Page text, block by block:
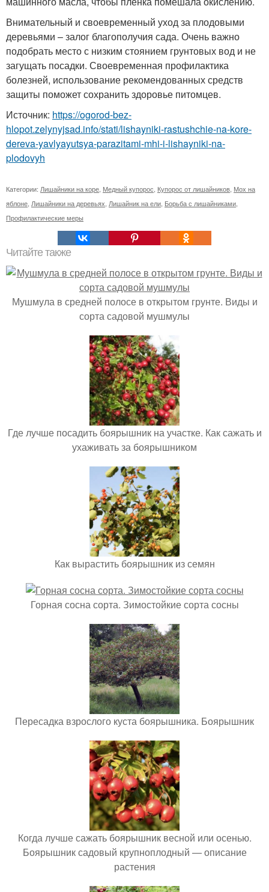
Внимательный и своевременный уход за плодовыми
деревьями – залог благополучия сада. Очень важно
подобрать место с низким стоянием грунтовых вод и не
загущать посадки. Своевременная профилактика
болезней, использование рекомендованных средств
защиты поможет сохранить здоровье питомцев.
Источник: https://ogorod-bez-
hlopot.zelynyjsad.info/stati/lishayniki-rastushchie-na-kore-
dereva-yavlyayutsya-parazitami-mhi-i-lishayniki-na-
plodovyh
Категории: Лишайники на коре Медный купорос Купорос от лишайников Мох на
яблоне Лишайники на деревьях Лишайник на ели Борьба с лишайниками
Профилактические меры
Читайте также
Мушмула в средней полосе в открытом грунте. Виды и
сорта садовой мушмулы
Где лучше посадить боярышник на участке. Как сажать и
ухаживать за боярышником
Как вырастить боярышник из семян
Горная сосна сорта. Зимостойкие сорта сосны
Пересадка взрослого куста боярышника. Боярышник
Когда лучше сажать боярышник весной или осенью.
Боярышник садовый крупноплодный — описание
растения